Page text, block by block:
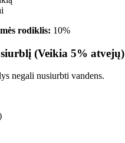
rodiklis: 10%
(Veikia 5% atvejų)
negali nusiurbti vandens.